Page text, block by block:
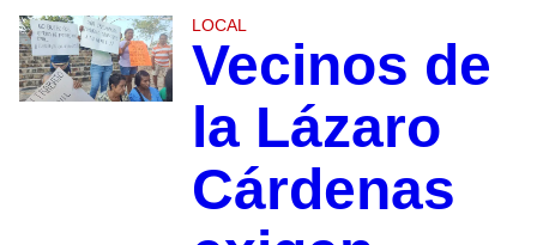
LOCAL
Vecinos de
la Lázaro
Cárdenas